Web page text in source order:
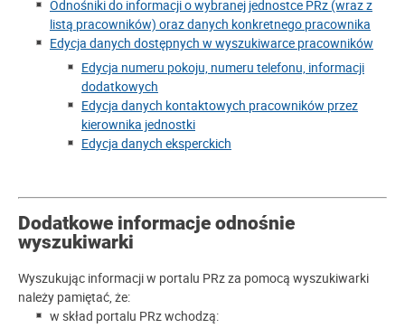
Odnośniki do informacji o wybranej jednostce PRz (wraz z
listą pracowników) oraz danych konkretnego pracownika
Edycja danych dostępnych w wyszukiwarce pracowników
Edycja numeru pokoju, numeru telefonu, informacji
dodatkowych
Edycja danych kontaktowych pracowników przez
kierownika jednostki
Edycja danych eksperckich
Dodatkowe informacje odnośnie
wyszukiwarki
Wyszukując informacji w portalu PRz za pomocą wyszukiwarki
należy pamiętać, że:
w skład portalu PRz wchodzą: